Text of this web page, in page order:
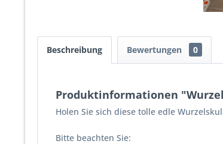
Beschreibung Bewertungen 0
Produktinformationen
Holen Sie sich diese tolle edle
Bitte beachten Sie: